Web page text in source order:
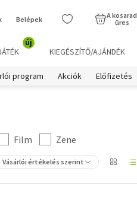
Belépek
A kosarad
üres
új
KIEGÉSZÍTŐ/AJÁNDÉK
program Akciók Előfizetés
Film
Zene
Vásárlói értékelés szerint